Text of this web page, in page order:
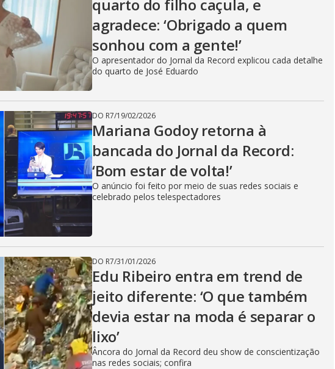
quarto do filho caçula, e
agradece: ‘Obrigado a quem
sonhou com a gente!’
O apresentador do Jornal da Record explicou cada detalhe
do quarto de José Eduardo
DO R7/19/02/2026
Mariana Godoy retorna à
bancada do Jornal da Record:
‘Bom estar de volta!’
O anúncio foi feito por meio de suas redes sociais e
celebrado pelos telespectadores
DO R7/31/01/2026
Edu Ribeiro entra em trend de
jeito diferente: ‘O que também
devia estar na moda é separar o
lixo’
Âncora do Jornal da Record deu show de conscientização
nas redes sociais; confira